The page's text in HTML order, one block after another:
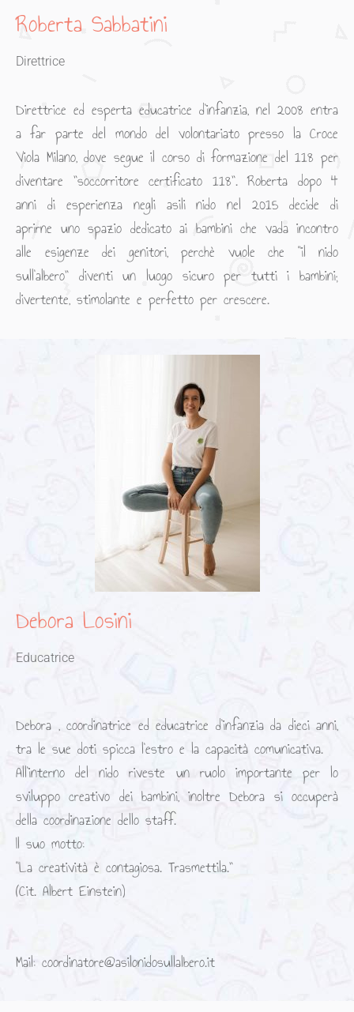
Roberta Sabbatini
Direttrice
Direttrice ed esperta educatrice d’infanzia, nel 2008 entra
a far parte del mondo del volontariato presso la Croce
Viola Milano, dove segue il corso di formazione del 118 per
diventare ”soccorritore certificato 118”. Roberta dopo 4
anni di esperienza negli asili nido nel 2015 decide di
aprirne uno spazio dedicato ai bambini che vada incontro
alle esigenze dei genitori, perchè vuole che “il nido
sull’albero” diventi un luogo sicuro per tutti i bambini;
divertente, stimolante e perfetto per crescere.
Debora Losini
Educatrice
Debora , coordinatrice ed educatrice d’infanzia da dieci anni,
tra le sue doti spicca l’estro e la capacità comunicativa.
All’interno del nido riveste un ruolo importante per lo
sviluppo creativo dei bambini, inoltre Debora si occuperà
della coordinazione dello staff.
Il suo motto:
“La creatività è contagiosa. Trasmettila.”
(Cit. Albert Einstein)
Mail: coordinatore@asilonidosullalbero.it